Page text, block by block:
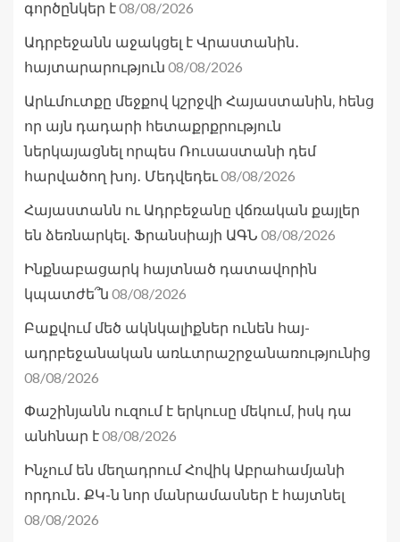
գործընկեր է08/08/2026
Ադրբեջանն աջակցել է Վրաստանին․
հայտարարություն 08/08/2026
Արևմուտքը մեջքով կշրջվի Հայաստանին, հենց
որ այն դադարի հետաքրքրություն
ներկայացնել որպես Ռուսաստանի դեմ
հարվածող խոյ․ Մեդվեդեւ08/08/2026
Հայաստանն ու Ադրբեջանը վճռական քայլեր
են ձեռնարկել․ Ֆրանսիայի ԱԳՆ 08/08/2026
Ինքնաբացարկ հայտնած դատավորին
կպատժե՞ն 08/08/2026
Բաքվում մեծ ակնկալիքներ ունեն հայ-
ադրբեջանական առևտրաշրջանառությունից
08/08/2026
Փաշինյանն ուզում է երկուսը մեկում, իսկ դա
անհնար է08/08/2026
Ինչում են մեղադրում Հովիկ Աբրահամյանի
որդուն․ ՔԿ-ն նոր մանրամասներ է հայտնել
08/08/2026